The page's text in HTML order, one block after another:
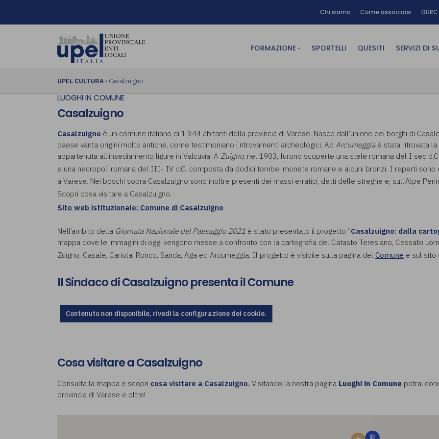
Chi siamo Come associarsi
FORMAZIONE
FAD asincrona (e-learning)
Formazione in aula
Formazione in house
Piano formativo gratuito
associati
SPORTELLI QUESITI SERVIZI DI
Area
Area
Affitto
UPEL CULTURA› Casalzuigno
LUOGHI IN COMUNE
Casalzuigno
Casalzuigno è un comune italiano di 1 344 abitanti della provincia di Varese. Nasce dall’unione dei borghi di
paese vanta origini molto antiche, come testimoniano i ritrovamenti archeologici. Ad Arcumeggia è stata ritrovata la
appartenuta all’insediamento ligure in Valcuvia. A Zuigno, nel 1903, furono scoperte una stele romana del I sec d.C.
e una necropoli romana del III- IV d.C. composta da dodici tombe, monete romane e alcuni bronzi. I reperti sono
a Varese. Nei boschi sopra Casalzuigno sono inoltre presenti dei massi erratici, detti delle streghe e, sull’Alpe
Scopri cosa visitare a Casalzuigno.
Sito web istituzionale: Comune di Casalzuigno
Nell’ambito della Giornata Nazionale del Paesaggio 2021 è stato presentato il progetto “Casalzuigno: dalla
mappa dove le immagini di oggi vengono messe a confronto con la cartografia del Catasto Teresiano, Cessato
Zuigno, Casale, Cariola, Ronco, Sanda, Aga ed Arcumeggia. Il progetto è visibile sulla pagina del Comune e sul sito
Il Sindaco di Casalzuigno presenta il Comune
Contenuto non disponibile, rivedi la configurazione dei cookie.
Cosa visitare a Casalzuigno
Consulta la mappa e scopri cosa visitare a Casalzuigno. Visitando la nostra pagina Luoghi in Comune potrai
provincia di Varese e oltre!